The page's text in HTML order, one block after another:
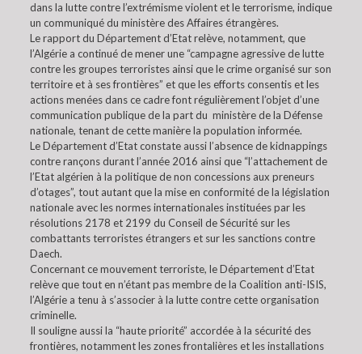
dans la lutte contre l’extrémisme violent et le terrorisme, indique
un communiqué du ministère des Affaires étrangères.
Le rapport du Département d’Etat relève, notamment, que
l’Algérie a continué de mener une “campagne agressive de lutte
contre les groupes terroristes ainsi que le crime organisé sur son
territoire et à ses frontières” et que les efforts consentis et les
actions menées dans ce cadre font régulièrement l’objet d’une
communication publique de la part du ministère de la Défense
nationale, tenant de cette manière la population informée.
Le Département d’Etat constate aussi l’absence de kidnappings
contre rançons durant l’année 2016 ainsi que “l’attachement de
l’Etat algérien à la politique de non concessions aux preneurs
d’otages”, tout autant que la mise en conformité de la législation
nationale avec les normes internationales instituées par les
résolutions 2178 et 2199 du Conseil de Sécurité sur les
combattants terroristes étrangers et sur les sanctions contre
Daech.
Concernant ce mouvement terroriste, le Département d’Etat
relève que tout en n’étant pas membre de la Coalition anti-ISIS,
l’Algérie a tenu à s’associer à la lutte contre cette organisation
criminelle.
Il souligne aussi la “haute priorité” accordée à la sécurité des
frontières, notamment les zones frontalières et les installations